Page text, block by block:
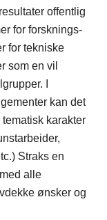
offentlig
for forsknings-
for tekniske
som en vil
I
kan det
karakter
Straks en
alle
ønsker og